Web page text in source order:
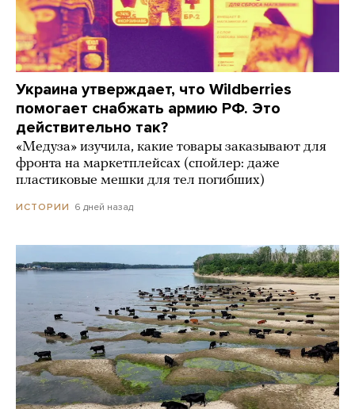
Украина утверждает, что Wildberries
помогает снабжать армию РФ. Это
действительно так?
«Медуза» изучила, какие товары заказывают для
фронта на маркетплейсах (спойлер: даже
пластиковые мешки для тел погибших)
ИСТОРИИ 6 дней назад